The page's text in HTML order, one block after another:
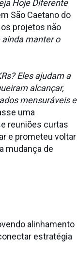
Hoje Diferente
São Caetano do
projetos não
manter o
Eles ajudam a
alcançar,
mensuráveis e
uma
reuniões curtas
e prometeu voltar
mudança de
alinhamento
estratégia